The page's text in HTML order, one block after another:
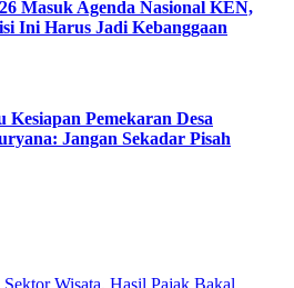
Masuk Agenda Nasional KEN,
Ini Harus Jadi Kebanggaan
Pemekaran Desa
Jangan Sekadar Pisah